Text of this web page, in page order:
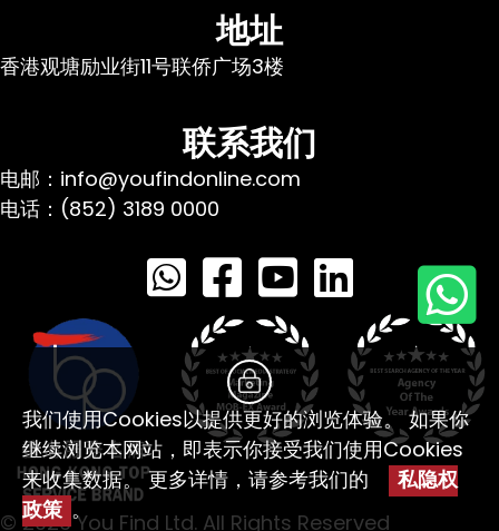
地址
香港观塘励业街11号联侨广场3楼
联系我们
电邮：info@youfindonline.com
电话：(852) 3189 0000
© 2026 You Find Ltd. All Rights Reserved
我们使用Cookies以提供更好的浏览体验。 如果你
继续浏览本网站，即表示你接受我们使用Cookies
来收集数据。 更多详情，请参考我们的
私隐权
政策 。